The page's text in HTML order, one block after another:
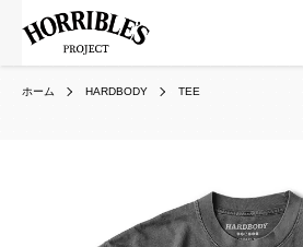
ホーム HARDBODY TEE